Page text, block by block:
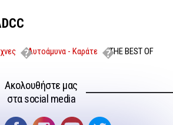
Αυτοάμυνα - Καράτε
THE BEST OF
Ακολουθήστε μας
στα social media